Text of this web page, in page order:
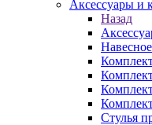
Аксессуары и
Назад
Стулья